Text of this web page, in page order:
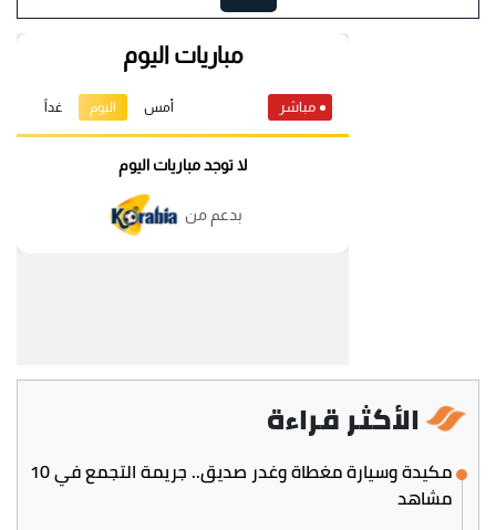
الأكثر قراءة
مكيدة وسيارة مغطاة وغدر صديق.. جريمة التجمع في 10
مشاهد